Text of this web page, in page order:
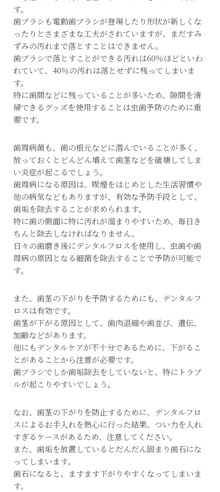
す。
歯ブラシも電動歯ブラシが登場したり形状が新しくな
ったりとさまざまな工夫がされていますが、まだすみ
ずみの汚れまで落とすことはできません。
歯ブラシで落とすことができる汚れは60％ほどといわ
れていて、40％の汚れは落とせずに残ってしまいま
す。
特に歯間などに残っていることが多いため、隙間を清
掃できるグッズを使用することは虫歯予防のために重
要です。
歯周病菌も、歯の根元などに潜んでいることが多く、
放っておくとどんどん増えて歯茎などを破壊してしま
い炎症が起こるでしょう。
歯周病になる原因は、喫煙をはじめとした生活習慣や
他の病気などもありますが、有効な予防手段として、
歯垢を除去することが求められます。
特に歯の側面に特に汚れが溜まりやすいため、毎日き
ちんと除去しなければなりません。
日々の歯磨き後にデンタルフロスを使用し、虫歯や歯
周病の原因となる細菌を除去することで予防が可能で
す。
また、歯茎の下がりを予防するためにも、デンタルフ
ロスは有効です。
歯茎が下がる原因として、歯肉退縮や歯並び、遺伝、
加齢などがあります。
他にもデンタルケアが不十分であるために、下がるこ
とがあることから注意が必要です。
歯ブラシでしか歯垢除去をしていないと、特にトラブ
ルが起こりやすいでしょう。
なお、歯茎の下がりを防止するために、デンタルフロ
スによるお手入れを熱心に行った結果、つい力を入れ
すぎるケースがあるため、注意してください。
また、歯垢を放置しているとだんだん固まり歯石にな
ってしまいます。
歯石になると、ますます下がりやすくなってしまいま
す。